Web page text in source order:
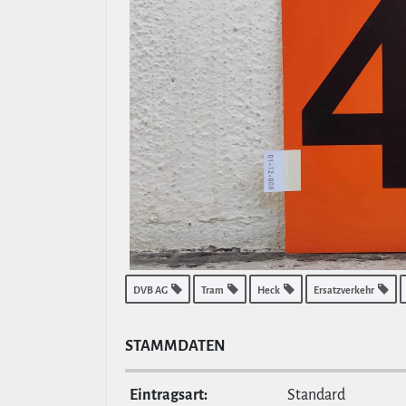
DVB AG Tram Heck Ersatzverkehr
STAMM­DATEN
Ein­tragsart: Standard